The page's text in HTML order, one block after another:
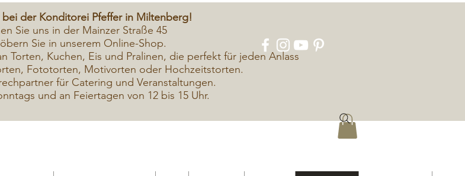
der Konditorei Pfeffer in Miltenberg!
Sie uns in der Mainzer Straße 45
Sie in unserem Online-Shop.
Torten, Kuchen, Eis und Pralinen, die perfekt für jeden Anlass
Fototorten, Motivorten oder Hochzeitstorten.
für Catering und Veranstaltungen.
und an Feiertagen von 12 bis 15 Uhr.